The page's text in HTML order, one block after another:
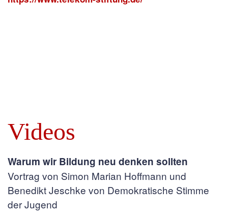
Videos
Warum wir Bildung neu denken sollten
Vortrag von Simon Marian Hoffmann und
Benedikt Jeschke von Demokratische Stimme
der Jugend